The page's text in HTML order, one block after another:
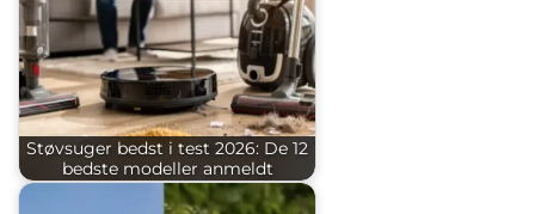
Støvsuger bedst i test 2026: De 12
bedste modeller anmeldt